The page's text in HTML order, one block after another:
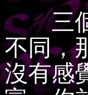
三個月
不同，
沒有感